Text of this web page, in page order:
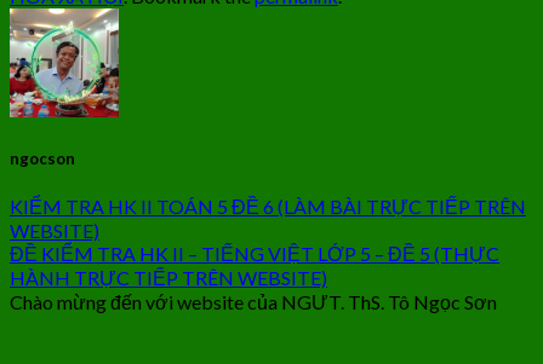
ngocson
KIỂM TRA HK II TOÁN 5 ĐỀ 6 (LÀM BÀI TRỰC TIẾP TRÊN
WEBSITE)
ĐỀ KIỂM TRA HK II – TIẾNG VIỆT LỚP 5 – ĐỀ 5 (THỰC
HÀNH TRỰC TIẾP TRÊN WEBSITE)
Chào mừng đến với website của NGƯT. ThS. Tô Ngọc Sơn